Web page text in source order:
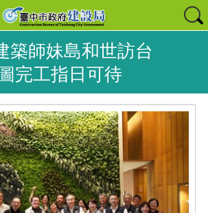
築師妹島和世訪台
完工指日可待